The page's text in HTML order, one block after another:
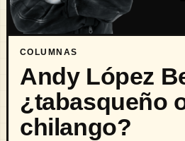
COLUMNAS
Andy López
¿tabasqueño
chilango?